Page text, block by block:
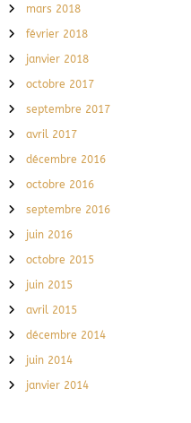
mars 2018
février 2018
janvier 2018
octobre 2017
septembre 2017
avril 2017
décembre 2016
octobre 2016
septembre 2016
juin 2016
octobre 2015
juin 2015
avril 2015
décembre 2014
juin 2014
janvier 2014